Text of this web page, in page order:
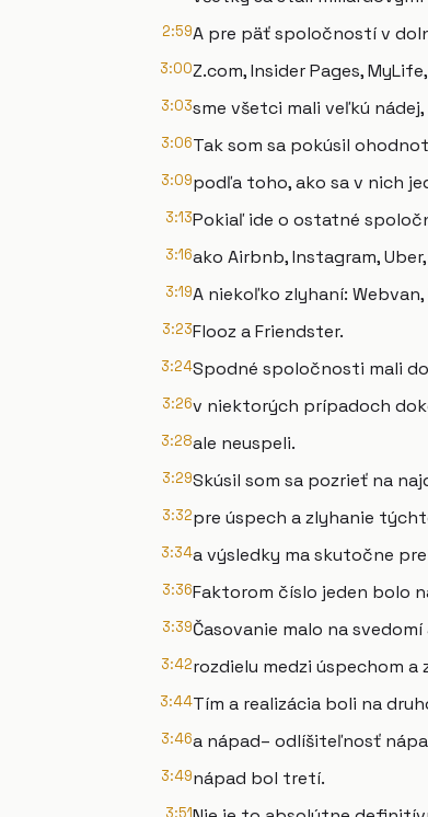
2:59A pre päť spoločností v
3:00Z.com, Insider Pages,
3:03sme všetci mali veľkú nádej,
3:06Tak som sa pokúsil
3:09podľa toho, ako sa v nich
3:13Pokiaľ ide o ostatné
3:16ako Airbnb, Instagram,
3:19A niekoľko zlyhaní: Webvan,
3:23Flooz a Friendster.
3:24Spodné spoločnosti mali
3:26v niektorých prípadoch
3:28ale neuspeli.
3:29Skúsil som sa pozrieť na
3:32pre úspech a zlyhanie
3:34a výsledky ma skutočne
3:36Faktorom číslo jeden bolo
3:39Časovanie malo na
3:42rozdielu medzi úspechom a
3:44Tím a realizácia boli na
3:46a nápad– odlíšiteľnosť
3:49nápad bol tretí.
3:51